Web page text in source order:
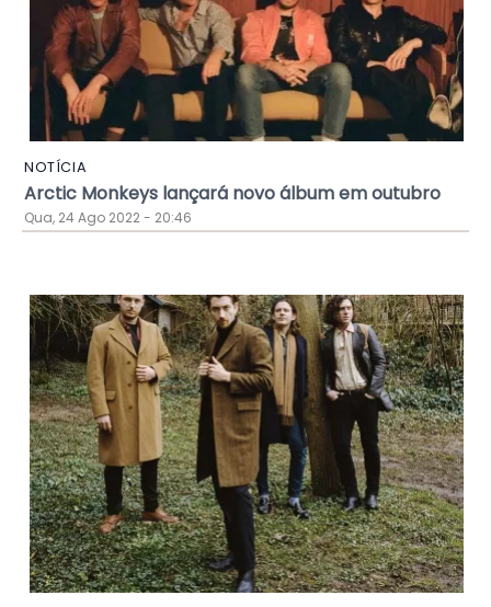
NOTÍCIA
Arctic Monkeys lançará novo álbum em outubro
Qua, 24 Ago 2022 - 20:46